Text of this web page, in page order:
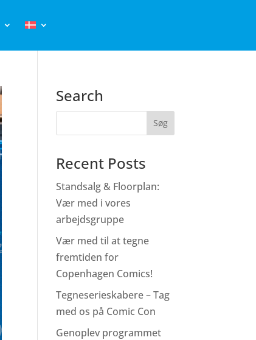
Search
Recent Posts
Standsalg & Floorplan:
Vær med i vores
arbejdsgruppe
Vær med til at tegne
fremtiden for
Copenhagen Comics!
Tegneserieskabere – Tag
med os på Comic Con
Genoplev programmet